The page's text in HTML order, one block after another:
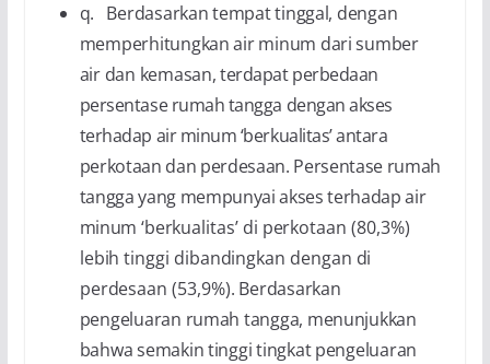
q. Berdasarkan tempat tinggal, dengan
memperhitungkan air minum dari sumber
air dan kemasan,terdapat perbedaan
persentase rumah tangga dengan akses
terhadap air minum ‘berkualitas’ antara
perkotaan dan perdesaan. Persentase rumah
tangga yang mempunyai akses terhadap air
minum ‘berkualitas’ di perkotaan (80,3%)
lebih tinggi dibandingkan dengan di
perdesaan (53,9%). Berdasarkan
pengeluaran rumah tangga, menunjukkan
bahwa semakin tinggi tingkat pengeluaran